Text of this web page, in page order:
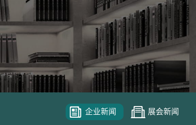
企业新闻 展会新闻